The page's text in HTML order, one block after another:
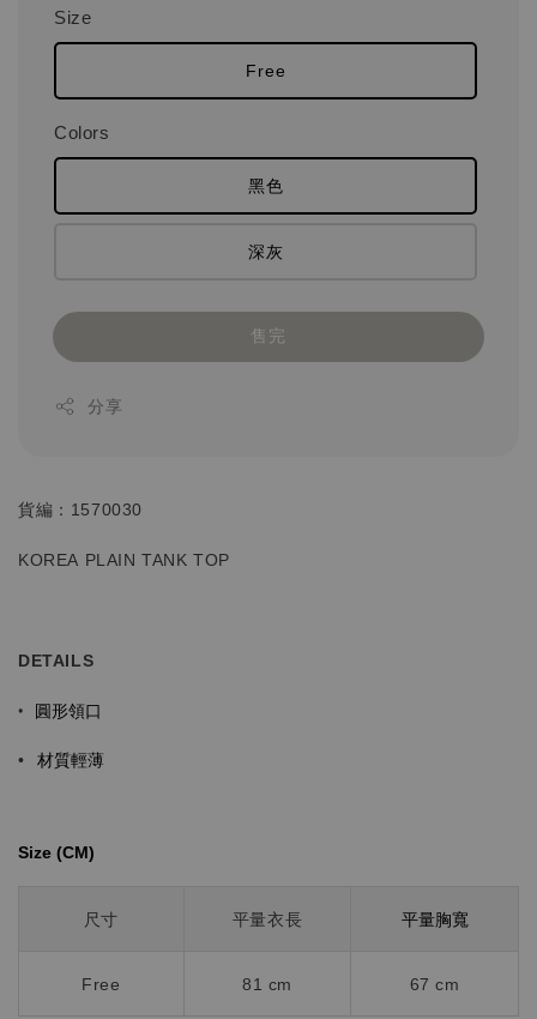
Size
Free
Colors
黑色
深灰
售完
分享
貨編：1570030
KOREA PLAIN TANK TOP
DETAILS
• 圓形領口
• 材質輕薄
Size (CM)⁡⁡
尺寸 平量衣長 平量胸寬
Free 81 cm 67 cm